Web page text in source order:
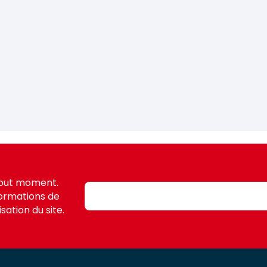
moment.
de
du site.